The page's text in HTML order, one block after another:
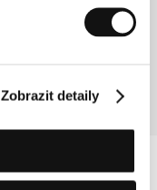
Zobrazit detaily